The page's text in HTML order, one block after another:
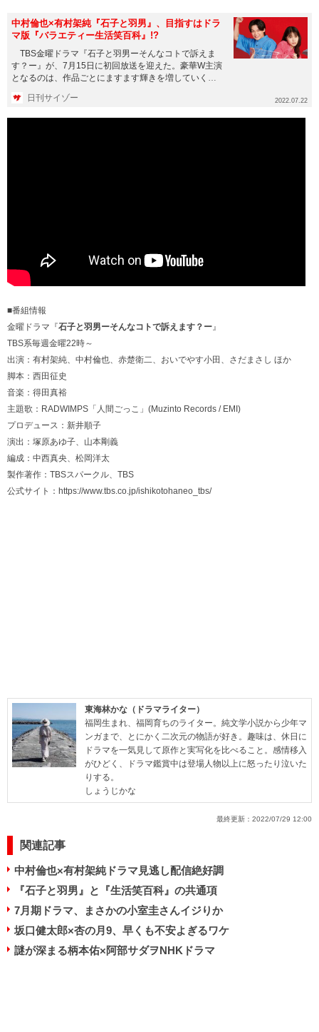
中村倫也×有村架純『石子と羽男』、目指すはドラ
マ版『バラエティー生活笑百科』!?
TBS金曜ドラマ『石子と羽男ーそんなコトで訴えま
す？ー』が、7月15日に初回放送を迎えた。豪華W主演
となるのは、作品ごとにますます輝きを増していく中
日刊サイゾー 2022.07.22
■番組情報
金曜ドラマ『石子と羽男ーそんなコトで訴えます？ー 』
TBS系毎週金曜22時～
出演：有村架純、中村倫也、赤楚衛二、おいでやす小田、さだまさし ほか
脚本：西田征史
音楽：得田真裕
主題歌：RADWIMPS「人間ごっこ」(Muzinto Records / EMI)
プロデュース：新井順子
演出：塚原あゆ子、山本剛義
編成：中西真央、松岡洋太
製作著作：TBSスパークル、TBS
公式サイト： https://www.tbs.co.jp/ishikotohaneo_tbs/
東海林かな（ドラマライター）
福岡生まれ、福岡育ちのライター。純文学小説から少年マ
ンガまで、とにかく二次元の物語が好き。趣味は、休日に
ドラマを一気見して原作と実写化を比べること。感情移入
がひどく、ドラマ鑑賞中は登場人物以上に怒ったり泣いた
りする。
しょうじかな
最終更新： 2022/07/29 12:00
関連記事
中村倫也×有村架純ドラマ見逃し配信絶好調
『石子と羽男』と『生活笑百科』の共通項
7月期ドラマ、まさかの小室圭さんイジりか
坂口健太郎×杏の月9、早くも不安よぎるワケ
謎が深まる柄本佑×阿部サダヲNHKドラマ